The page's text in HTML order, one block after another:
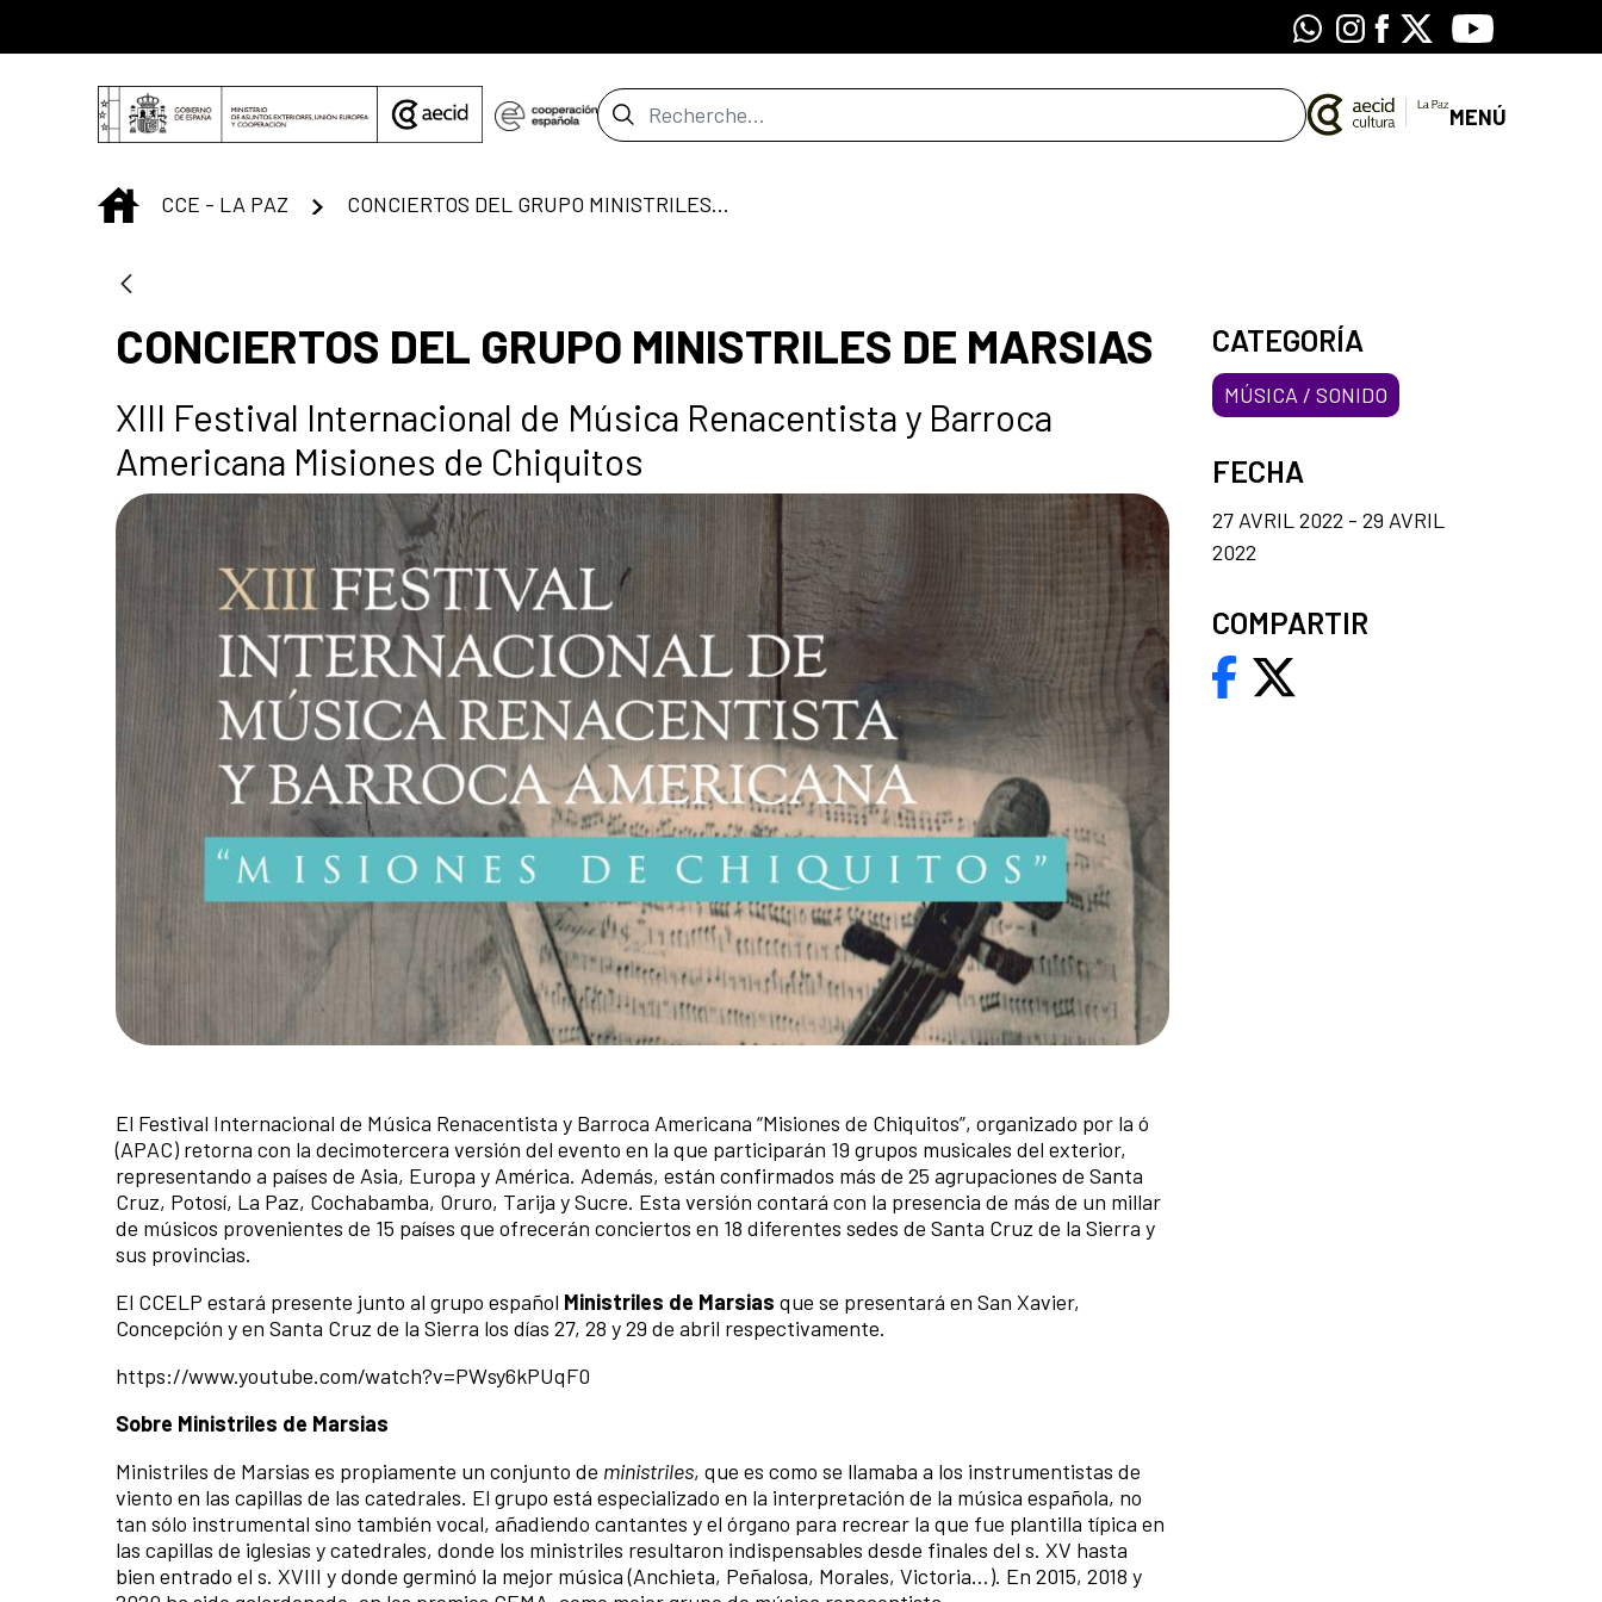
WhatsappInstagram
Facebook
X Youtube
Barre de recherche MENÚ
INICIO
CCE - LA PAZ CONCIERTOS DEL GRUPO MINISTRILES DE MARSIAS
CONCIERTOS DEL GRUPO MINISTRILES DE MARSIAS
XIII Festival Internacional de Música Renacentista y Barroca
Americana Misiones de Chiquitos
El Festival Internacional de Música Renacentista y Barroca Americana “Misiones de Chiquitos”, organizado por la ó
(APAC) retorna con la decimotercera versión del evento en la que participarán 19 grupos musicales del exterior,
representando a países de Asia, Europa y América. Además, están confirmados más de 25 agrupaciones de Santa
Cruz, Potosí, La Paz, Cochabamba, Oruro, Tarija y Sucre. Esta versión contará con la presencia de más de un millar
de músicos provenientes de 15 países que ofrecerán conciertos en 18 diferentes sedes de Santa Cruz de la Sierra y
sus provincias.
El CCELP estará presente junto al grupo español Ministriles de Marsias que se presentará en San Xavier,
Concepción y en Santa Cruz de la Sierra los días 27, 28 y 29 de abril respectivamente.
https://www.youtube.com/watch?v=PWsy6kPUqF0
Sobre Ministriles de Marsias
Ministriles de Marsias es propiamente un conjunto de ministriles, que es como se llamaba a los instrumentistas de
viento en las capillas de las catedrales. El grupo está especializado en la interpretación de la música española, no
tan sólo instrumental sino también vocal, añadiendo cantantes y el órgano para recrear la que fue plantilla típica en
las capillas de iglesias y catedrales, donde los ministriles resultaron indispensables desde finales del s. XV hasta
bien entrado el s. XVIII y donde germinó la mejor música (Anchieta, Peñalosa, Morales, Victoria...). En 2015, 2018 y
CATEGORÍA
MÚSICA / SONIDO
FECHA
27 AVRIL 2022 - 29 AVRIL
2022
COMPARTIR